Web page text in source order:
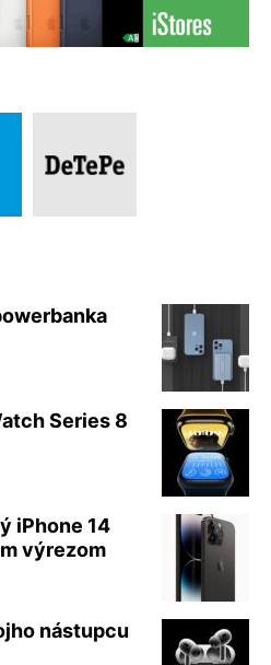
Series 8
iPhone 14
výrezom
nástupcu